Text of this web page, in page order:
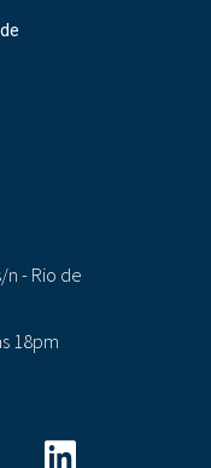
n - Rio de
18pm